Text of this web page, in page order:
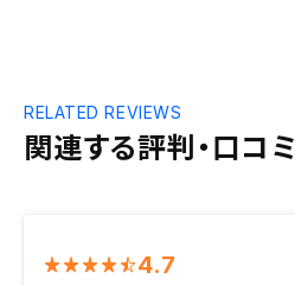
関連する評判・口コミ
RELATED REVIEWS
4.7